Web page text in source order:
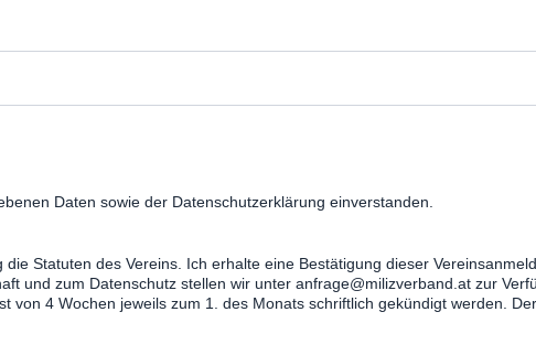
Daten sowie der Datenschutzerklärung einverstanden.
Statuten des Vereins. Ich erhalte eine Bestätigung dieser
und zum Datenschutz stellen wir unter anfrage@milizverband.at zur
von 4 Wochen jeweils zum 1. des Monats schriftlich gekündigt werden.